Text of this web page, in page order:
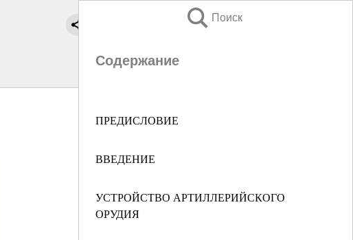
Поиск
Содержание
ПРЕДИСЛОВИЕ
ВВЕДЕНИЕ
УСТРОЙСТВО АРТИЛЛЕРИЙСКОГО
ОРУДИЯ